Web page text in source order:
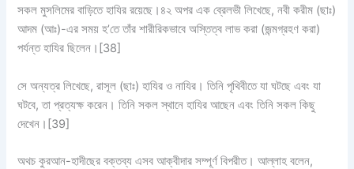
সকল মুসলিমের বাড়িতে হাযির রয়েছে।৪২ অপর এক ব্রেলভী লিখেছে, নবী করীম (ছাঃ)
আদম (আঃ)-এর সময় হ’তে তাঁর শারীরিকভাবে অস্তিত্ব লাভ করা (জন্মগ্রহণ করা)
পর্যন্ত হাযির ছিলেন। [38]
সে অন্যত্র লিখেছে, রাসূল (ছাঃ) হাযির ও নাযির। তিনি পৃথিবীতে যা ঘটছে এবং যা
ঘটবে, তা প্রত্যক্ষ করেন। তিনি সকল স্থানে হাযির আছেন এবং তিনি সকল কিছু
দেখেন। [39]
অথচ কুরআন-হাদীছের বক্তব্য এসব আক্বীদার সম্পূর্ণ বিপরীত। আল্লাহ বলেন,